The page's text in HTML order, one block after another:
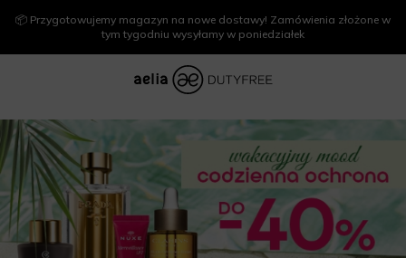
📦 Przygotowujemy magazyn na nowe dostawy! Zamówienia złożone w
tym tygodniu wysyłamy w poniedziałek